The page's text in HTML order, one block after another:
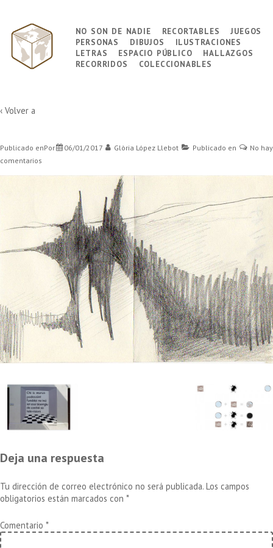
contenido
principal
Navegación
principal
no son de nadie recortables juegos
personas dibujos ilustraciones
letras espacio público hallazgos
recorridos coleccionables
‹ Volver a
Publicado enPor 06/01/2017 Glòria López Llebot Publicado en
No hay
comentarios
Deja una respuesta
Tu dirección de correo electrónico no será publicada. Los campos
obligatorios están marcados con *
Comentario *